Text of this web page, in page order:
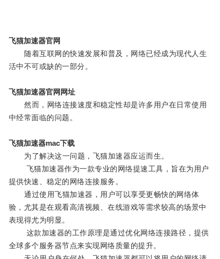
飞猫加速器官网
随着互联网的快速发展和普及，网络已经成为现代人生
活中不可或缺的一部分。
飞猫加速器官网网址
然而，网络连接速度和稳定性却是许多用户在日常使用
中经常面临的问题。
飞猫加速器mac下载
为了解决这一问题，飞猫加速器应运而生。
飞猫加速器作为一款专业的网络提速工具，旨在为用户
提供快速、稳定的网络连接服务。
通过使用飞猫加速器，用户可以享受更畅快的网络体
验，尤其是在观看高清视频、在线游戏等需求较高的场景中
表现得尤为明显。
这款加速器的工作原理是通过优化网络连接路径，提供
全球多个服务器节点来实现网络质量的提升。